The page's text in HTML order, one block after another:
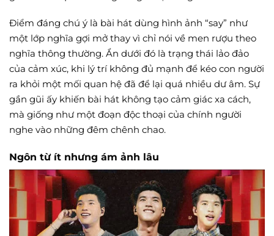
Điểm đáng chú ý là bài hát dùng hình ảnh “say” như
một lớp nghĩa gợi mở thay vì chỉ nói về men rượu theo
nghĩa thông thường. Ẩn dưới đó là trạng thái lảo đảo
của cảm xúc, khi lý trí không đủ mạnh để kéo con người
ra khỏi một mối quan hệ đã để lại quá nhiều dư âm. Sự
gần gũi ấy khiến bài hát không tạo cảm giác xa cách,
mà giống như một đoạn độc thoại của chính người
nghe vào những đêm chênh chao.
Ngôn từ ít nhưng ám ảnh lâu